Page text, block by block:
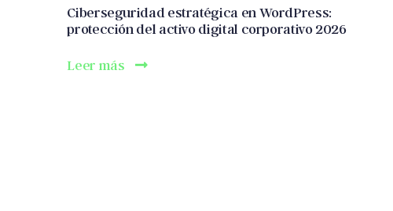
Ciberseguridad estratégica en WordPress:
protección del activo digital corporativo 2026
Leer más